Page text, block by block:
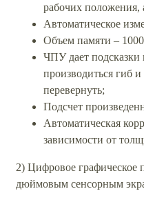
рабочих положения,
Автоматическое
Объем памяти –
ЧПУ дает
производиться гиб и
перевернуть;
Подсчет
Автоматическая
зависимости от
2) Цифровое графическое
дюймовым сенсорным